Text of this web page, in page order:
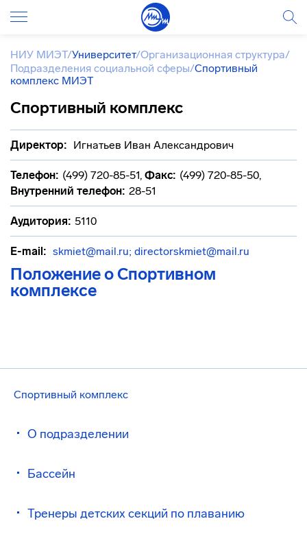
Спортивный комплекс
О подразделении
Бассейн
Тренеры детских секций по плаванию
НИУ МИЭТ/Университет/Организационная структура/
Подразделения социальной сферы/Спортивный
комплекс МИЭТ
Спортивный комплекс
Директор: Игнатьев Иван Александрович
Телефон: (499) 720-85-51, Факс: (499) 720-85-50,
Внутренний телефон: 28-51
Аудитория: 5110
E-mail: skmiet@mail.ru; directorskmiet@mail.ru
Положение о Спортивном
комплексе